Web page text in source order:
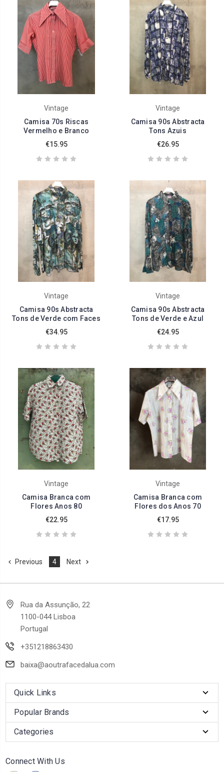
Vintage
Camisa 70s Riscas
Vermelho e Branco
€15.95
Vintage
Camisa 90s Abstracta
Tons Azuis
€26.95
Vintage
Camisa 90s Abstracta
Tons de Verde com Faces
€34.95
Vintage
Camisa 90s Abstracta
Tons de Verde e Azul
€24.95
Vintage
Camisa Branca com
Flores Anos 80
€22.95
Vintage
Camisa Branca com
Flores dos Anos 70
€17.95
Previous 4 Next
Rua da Assunção, 22
1100-044 Lisboa
Portugal
+351218863430
baixa@aoutrafacedalua.com
Quick Links
Popular Brands
Categories
Connect With Us